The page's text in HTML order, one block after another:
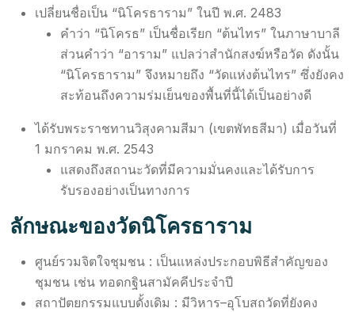
เปลี่ยนชื่อเป็น “นิโครธาราม” ในปี พ.ศ. 2483
คำว่า “นิโครธ” เป็นชื่อเรียก “ต้นไทร” ในภาษาบาลี
ส่วนคำว่า “อาราม” แปลว่าสำนักสงฆ์หรือวัด ดังนั้น
“นิโครธาราม” จึงหมายถึง “วัดแห่งต้นไทร” ซึ่งยังคง
สะท้อนถึงความร่มเย็นของพื้นที่นี้ได้เป็นอย่างดี
ได้รับพระราชทานวิสุงคามสีมา (เขตพัทธสีมา) เมื่อวันที่
1 มกราคม พ.ศ. 2543
แสดงถึงสถานะวัดที่มีความมั่นคงและได้รับการ
รับรองอย่างเป็นทางการ
ลักษณะของวัดนิโครธาราม
ศูนย์รวมจิตใจชุมชน : เป็นแหล่งประกอบพิธีสำคัญของ
ชุมชน เช่น ทอดกฐินสามัคคีประจำปี
สถาปัตยกรรมแบบดั้งเดิม : มีวิหาร–อุโบสถวัดที่ยังคง